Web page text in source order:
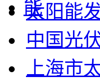
太阳能
中国光
上海市